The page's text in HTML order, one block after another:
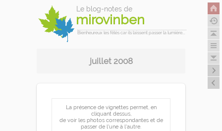
Le blog-notes de
mirovinben
Bienheureux les fêlés car ils laissent passer la lumière...
juillet 2008
La présence de vignettes permet, en
cliquant dessus,
de voir les photos correspondantes et de
passer de l'une à l'autre.